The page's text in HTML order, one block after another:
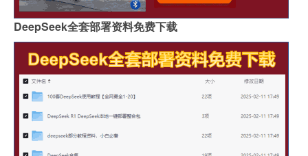
DeepSeek全套部署资料免费下载